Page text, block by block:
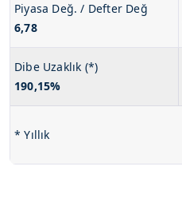
Piyasa Değ. / Defter Değ
6,78
Dibe Uzaklık (*)
190,15%
* Yıllık